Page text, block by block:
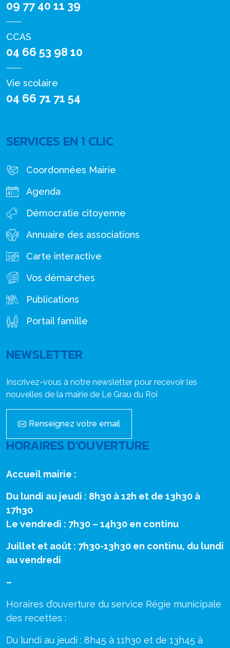
09 77 40 11 39
CCAS
04 66 53 98 10
Vie scolaire
04 66 71 71 54
SERVICES EN 1 CLIC
Coordonnées Mairie
Agenda
Démocratie citoyenne
Annuaire des associations
Carte interactive
Vos démarches
Publications
Portail famille
NEWSLETTER
Inscrivez-vous à notre newsletter pour recevoir les
nouvelles de la mairie de Le Grau du Roi
Renseignez votre email
HORAIRES D'OUVERTURE
Accueil mairie :
Du lundi au jeudi : 8h30 à 12h et de 13h30 à
17h30
Le vendredi : 7h30 – 14h30 en continu
Juillet et août : 7h30-13h30 en continu, du lundi
au vendredi
–
Horaires d’ouverture du service Régie municipale
des recettes :
Du lundi au jeudi : 8h45 à 11h30 et de 13h45 à